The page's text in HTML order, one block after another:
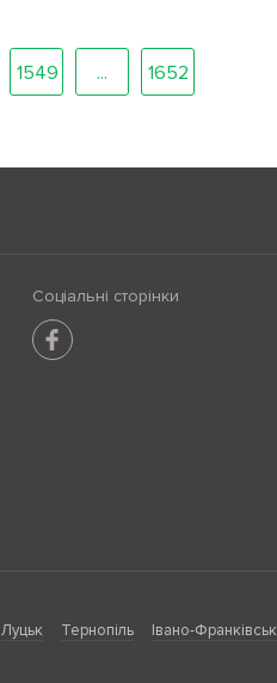
1549 ... 1652
Соціальні сторінки
Луцьк Тернопіль Івано-Франківськ